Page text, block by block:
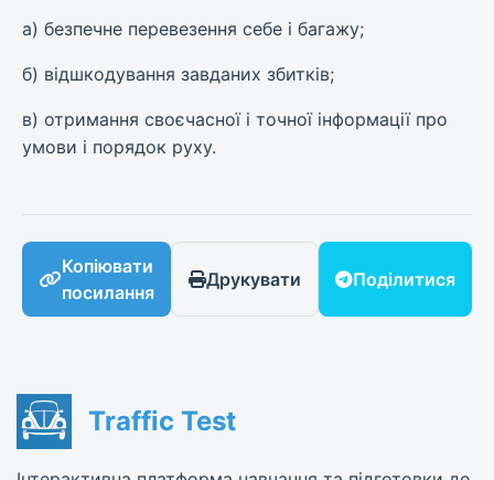
а) безпечне перевезення себе і багажу;
б) відшкодування завданих збитків;
в) отримання своєчасної і точної інформації про
умови і порядок руху.
Копіювати
посилання
Друкувати Поділитися
Traffic Test